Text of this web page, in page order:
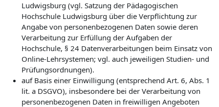
Ludwigsburg (vgl. Satzung der Pädagogischen
Hochschule Ludwigsburg über die Verpflichtung zur
Angabe von personenbezogenen Daten sowie deren
Verarbeitung zur Erfüllung der Aufgaben der
Hochschule, § 24 Datenverarbeitungen beim Einsatz von
Online-Lehrsystemen; vgl. auch jeweiligen Studien- und
Prüfungsordnungen).
auf Basis einer Einwilligung (entsprechend Art. 6, Abs. 1
lit. a DSGVO), insbesondere bei der Verarbeitung von
personenbezogenen Daten in freiwilligen Angeboten